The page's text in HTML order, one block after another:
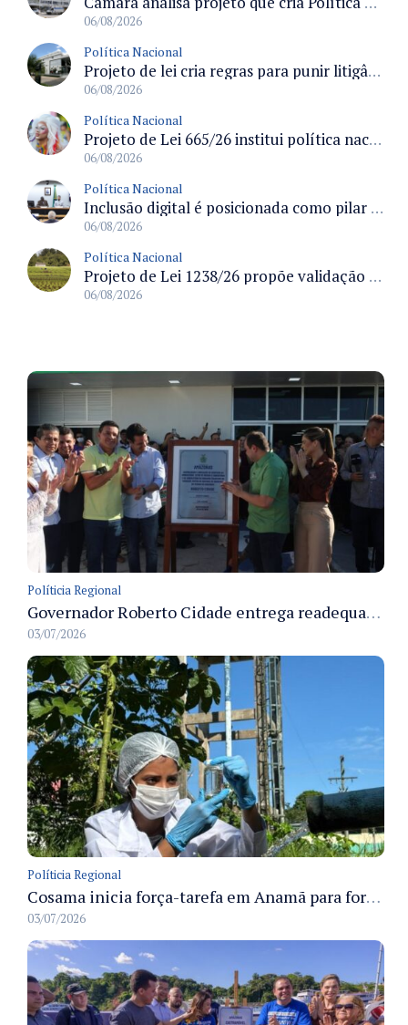
06/08/2026
Política Nacional
Projeto de lei cria regras para punir litigância abusiva reversa e integrar sistemas do Judiciário
06/08/2026
Política Nacional
Projeto de Lei 665/26 institui política nacional para prevenção ao transfeminicídio e prevê medidas de proteção e reparação
06/08/2026
Política Nacional
Inclusão digital é posicionada como pilar essencial da reurbanização de favelas e periferias
06/08/2026
Política Nacional
Projeto de Lei 1238/26 propõe validação automática do Cadastro Ambiental Rural para imóveis de até quatro módulos fiscais
06/08/2026
Políticia Regional
Governador Roberto Cidade entrega readequação do ambulatório da FCecon e amplia capacidade de atendimento oncológico em Manaus
03/07/2026
Políticia Regional
Cosama inicia força-tarefa em Anamã para fortalecer abastecimento de água e segurança hídrica da população
03/07/2026